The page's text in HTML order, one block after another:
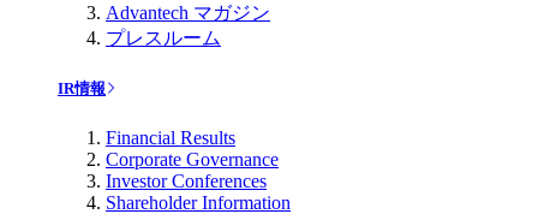
Advantech マガジン
プレスルーム
IR情報
Financial Results
Corporate Governance
Investor Conferences
Shareholder Information